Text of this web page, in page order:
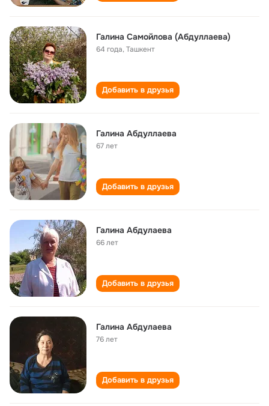
Галина Самойлова (Абдуллаева)
64 года,Ташкент
Добавить в друзья
Галина Абдуллаева
67 лет
Добавить в друзья
Галина Абдулаева
66 лет
Добавить в друзья
Галина Абдулаева
76 лет
Добавить в друзья